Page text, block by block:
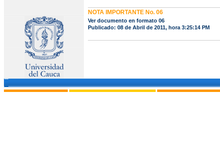
NOTA IMPORTANTE No. 06
Ver documento en formato 06
Publicado: 08 de Abril de 2011, hora 3:25:14 PM